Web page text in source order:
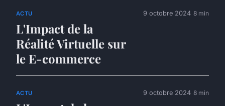
ACTU
L'Impact de la
Réalité Virtuelle sur
le E-commerce
9 octobre 2024 8 min
ACTU 9 octobre 2024 8 min